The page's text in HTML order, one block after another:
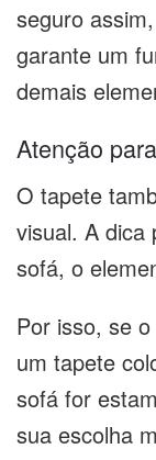
seguro
garante um
demais
Atenção
O tapete
visual. A dica
sofá, o
Por isso, se
um tapete
sofá for
sua escolha